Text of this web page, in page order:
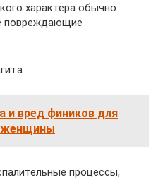
характера обычно
повреждающие
и вред фиников для
женщины
процессы,